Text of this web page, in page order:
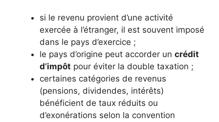
si le revenu provient d’une activité
exercée à l’étranger, il est souvent imposé
dans le pays d’exercice ;
le pays d’origine peut accorder un crédit
d’impôt pour éviter la double taxation ;
certaines catégories de revenus
(pensions, dividendes, intérêts)
bénéficient de taux réduits ou
d’exonérations selon la convention